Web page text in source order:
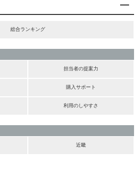
総合ランキング
担当者の提案力
購入サポート
利用のしやすさ
近畿